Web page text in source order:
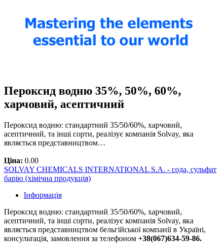
Пероксид водню 35%, 50%, 60%,
харчовий, асептичний
Пероксид водню: стандартний 35/50/60%, харчовий,
асептичний, та інші сорти, реалізує компанія Solvay, яка
являється представництвом…
Ціна: 0.00
SOLVAY CHEMICALS INTERNATIONAL S.A. - сода, сульфат
барію (хімічна продукція)
Інформація
Пероксид водню: стандартний 35/50/60%, харчовий,
асептичний, та інші сорти, реалізує компанія Solvay, яка
являється представництвом бельгійської компанії в Україні,
консультація, замовлення за телефоном +38(067)634-59-86.